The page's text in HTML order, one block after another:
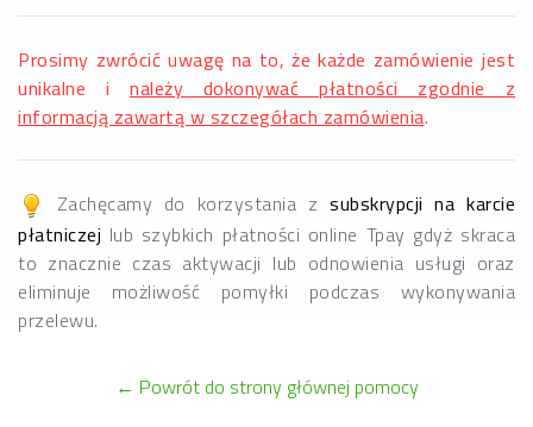
Prosimy zwrócić uwagę na to, że każde zamówienie jest
unikalne i należy dokonywać płatności zgodnie z
informacją zawartą w szczegółach zamówienia.
Zachęcamy do korzystania zsubskrypcji na karcie
płatniczej lub szybkich płatności online Tpay gdyż skraca
to znacznie czas aktywacji lub odnowienia usługi oraz
eliminuje możliwość pomyłki podczas wykonywania
przelewu.
← Powrót do strony głównej pomocy